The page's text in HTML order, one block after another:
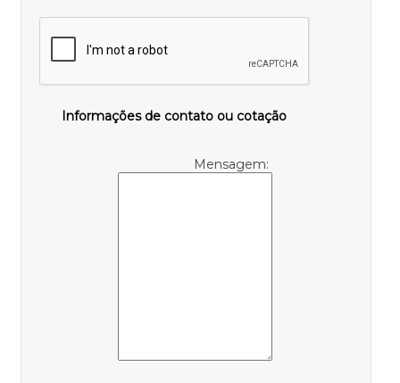
Informações de contato ou cotação
Mensagem: